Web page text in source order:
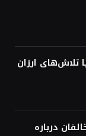
تلاش‌های ارزان
درباره